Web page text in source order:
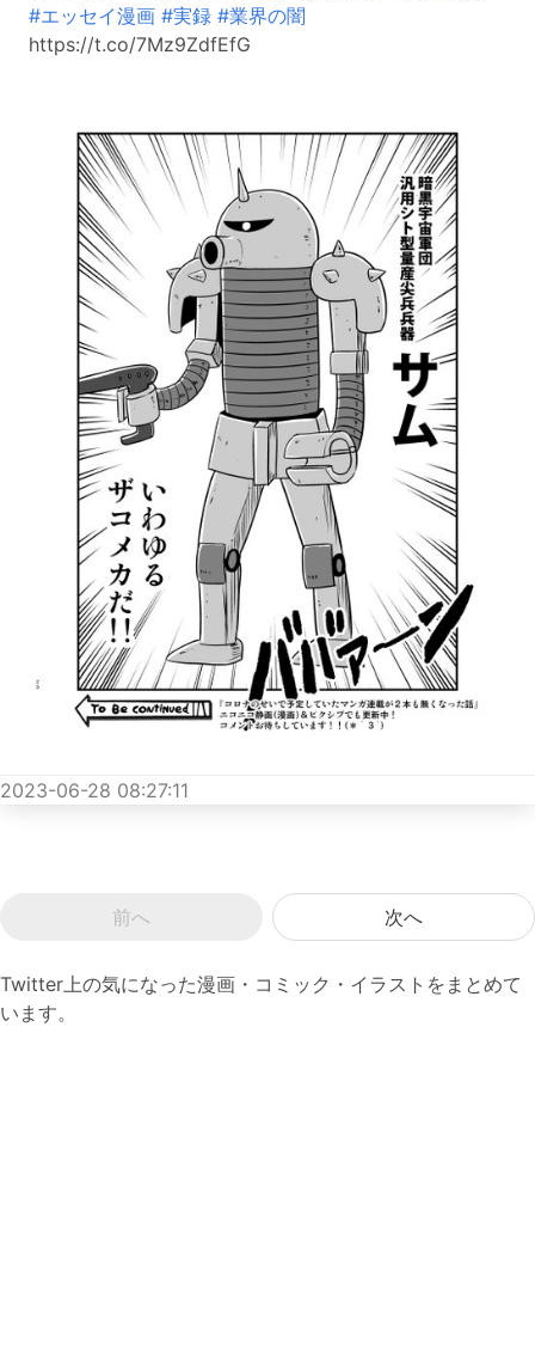
#エッセイ漫画 #実録 #業界の闇
https://t.co/7Mz9ZdfEfG
2023-06-28 08:27:11
前へ 次へ
Twitter上の気になった漫画・コミック・イラストをまとめて
います。